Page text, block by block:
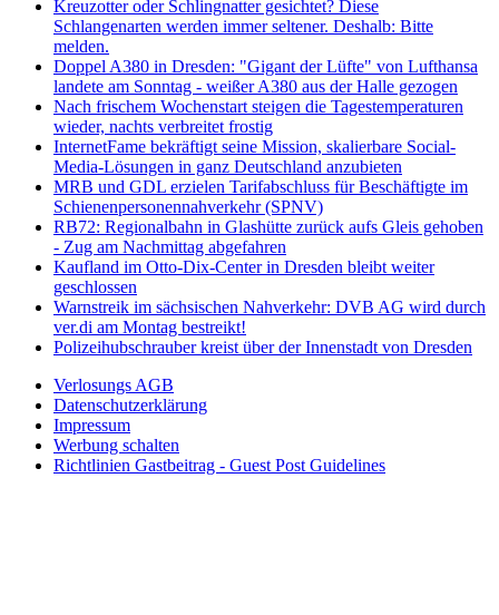
Kreuzotter oder Schlingnatter gesichtet? Diese
Schlangenarten werden immer seltener. Deshalb: Bitte
melden.
Doppel A380 in Dresden: "Gigant der Lüfte" von Lufthansa
landete am Sonntag - weißer A380 aus der Halle gezogen
Nach frischem Wochenstart steigen die Tagestemperaturen
wieder, nachts verbreitet frostig
InternetFame bekräftigt seine Mission, skalierbare Social-
Media-Lösungen in ganz Deutschland anzubieten
MRB und GDL erzielen Tarifabschluss für Beschäftigte im
Schienenpersonennahverkehr (SPNV)
RB72: Regionalbahn in Glashütte zurück aufs Gleis gehoben
- Zug am Nachmittag abgefahren
Kaufland im Otto-Dix-Center in Dresden bleibt weiter
geschlossen
Warnstreik im sächsischen Nahverkehr: DVB AG wird durch
ver.di am Montag bestreikt!
Polizeihubschrauber kreist über der Innenstadt von Dresden
Verlosungs AGB
Datenschutzerklärung
Impressum
Werbung schalten
Richtlinien Gastbeitrag - Guest Post Guidelines